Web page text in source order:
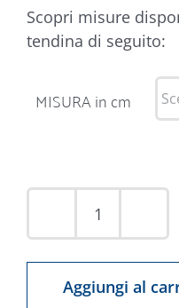
Scopri misure
tendina di seguito:
MISURA in cm
Tappeto
quantità
Aggiungi al